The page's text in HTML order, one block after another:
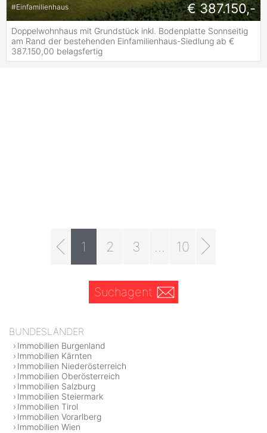
#Einfamilienhaus € 387.150,-
Doppelwohnhaus mit Grundstück inkl. Bodenplatte Sonnseitig
am Rand der bestehenden Einfamilienhaus-Siedlung ab €
387.150,00 belagsfertig
1 2 3 10
Suchagent
BUNDESLÄNDER
Immobilien Burgenland
Immobilien Kärnten
Immobilien Niederösterreich
Immobilien Oberösterreich
Immobilien Salzburg
Immobilien Steiermark
Immobilien Tirol
Immobilien Vorarlberg
Immobilien Wien